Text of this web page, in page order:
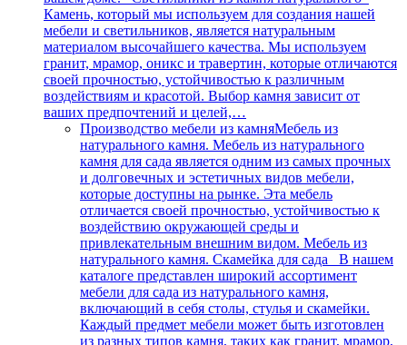
Камень, который мы используем для создания нашей
мебели и светильников, является натуральным
материалом высочайшего качества. Мы используем
гранит, мрамор, оникс и травертин, которые отличаются
своей прочностью, устойчивостью к различным
воздействиям и красотой. Выбор камня зависит от
ваших предпочтений и целей,…
Производство мебели из камняМебель из
натурального камня. Мебель из натурального
камня для сада является одним из самых прочных
и долговечных и эстетичных видов мебели,
которые доступны на рынке. Эта мебель
отличается своей прочностью, устойчивостью к
воздействию окружающей среды и
привлекательным внешним видом. Мебель из
натурального камня. Скамейка для сада В нашем
каталоге представлен широкий ассортимент
мебели для сада из натурального камня,
включающий в себя столы, стулья и скамейки.
Каждый предмет мебели может быть изготовлен
из разных типов камня, таких как гранит, мрамор,